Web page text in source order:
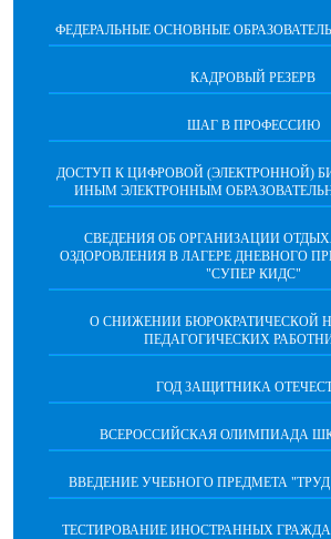
ФЕДЕРАЛЬНЫЕ ОСНОВНЫЕ
КАДРОВЫЙ РЕЗЕРВ
ШАГ В ПРОФЕССИЮ
ДОСТУП К ЦИФРОВОЙ (ЭЛЕКТРОННОЙ)
ИНЫМ ЭЛЕКТРОННЫМ
СВЕДЕНИЯ ОБ ОРГАНИЗАЦИИ
ОЗДОРОВЛЕНИЯ В ЛАГЕРЕ ДНЕВНОГО
"СУПЕР КИДС"
О СНИЖЕНИИ БЮРОКРАТИЧЕСКОЙ
ПЕДАГОГИЧЕСКИХ
ГОД ЗАЩИТНИКА
ВСЕРОССИЙСКАЯ ОЛИМПИАДА
ВВЕДЕНИЕ УЧЕБНОГО ПРЕДМЕТА
ТЕСТИРОВАНИЕ ИНОСТРАННЫХ